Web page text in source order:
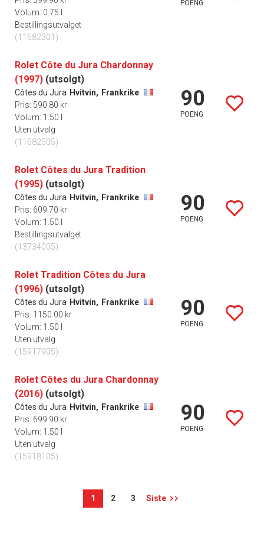
Volum: 0.75 l
Bestillingsutvalget
(11682301)
POENG
Rolet Côte du Jura Chardonnay
(1997) (utsolgt)
Côtes du Jura Hvitvin, Frankrike
Pris: 590.80 kr
Volum: 1.50 l
Uten utvalg
(11682505)
90
POENG
Rolet Côtes du Jura Tradition
(1995) (utsolgt)
Côtes du Jura Hvitvin, Frankrike
Pris: 609.70 kr
Volum: 1.50 l
Bestillingsutvalget
(13734005)
90
POENG
Rolet Tradition Côtes du Jura
(1996) (utsolgt)
Côtes du Jura Hvitvin, Frankrike
Pris: 1150.00 kr
Volum: 1.50 l
Uten utvalg
(15917905)
90
POENG
Rolet Côtes du Jura Chardonnay
(2016) (utsolgt)
Côtes du Jura Hvitvin, Frankrike
Pris: 699.90 kr
Volum: 1.50 l
Uten utvalg
(15918105)
90
POENG
1 2 3 Siste